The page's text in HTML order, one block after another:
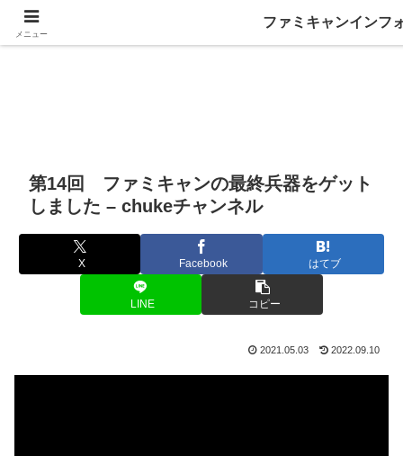
第14回 ファミキャンの最終兵器をゲット
しました – chukeチャンネル
X Facebook はてブ
LINE コピー
2021.05.03 2022.09.10
メニュー
ファミキャンインフ